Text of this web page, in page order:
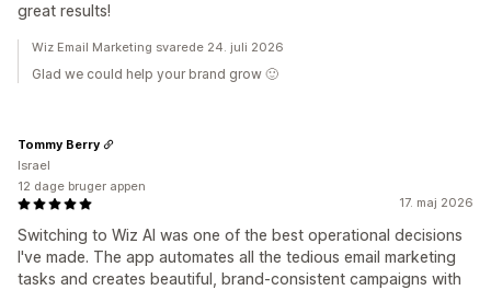
great results!
Wiz Email Marketing svarede 24. juli 2026
Glad we could help your brand grow 🙂
17. maj 2026
Switching to Wiz AI was one of the best operational decisions
I've made. The app automates all the tedious email marketing
tasks and creates beautiful, brand-consistent campaigns with
Tommy Berry
Israel
12 dage bruger appen